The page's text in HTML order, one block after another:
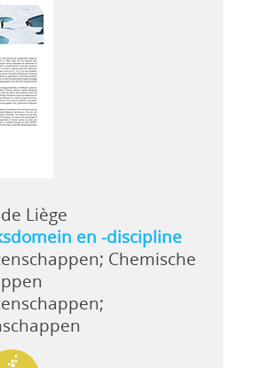
Liège
en -discipline
Chemische